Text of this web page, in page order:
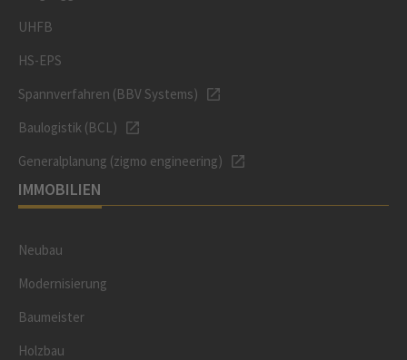
UHFB
HS-EPS
Spannverfahren (BBV Systems)
Baulogistik (BCL)
Generalplanung (zigmo engineering)
IMMOBILIEN
Neubau
Modernisierung
Baumeister
Holzbau